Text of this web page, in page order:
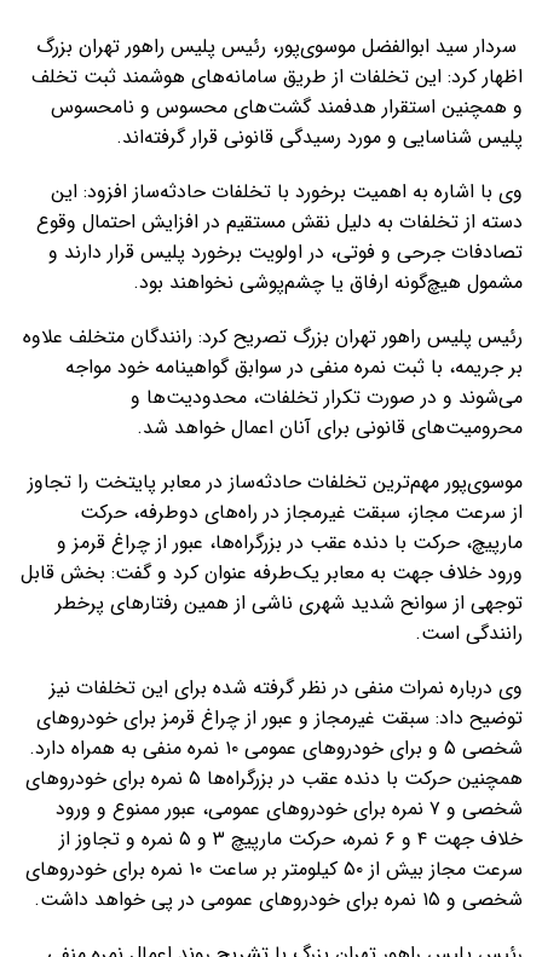
سردار سید ابوالفضل موسوی‌پور، رئیس پلیس راهور تهران بزرگ
اظهار کرد: این تخلفات از طریق سامانه‌های هوشمند ثبت تخلف
و همچنین استقرار هدفمند گشت‌های محسوس و نامحسوس
پلیس شناسایی و مورد رسیدگی قانونی قرار گرفته‌اند.
وی با اشاره به اهمیت برخورد با تخلفات حادثه‌ساز افزود: این
دسته از تخلفات به دلیل نقش مستقیم در افزایش احتمال وقوع
تصادفات جرحی و فوتی، در اولویت برخورد پلیس قرار دارند و
مشمول هیچ‌گونه ارفاق یا چشم‌پوشی نخواهند بود.
رئیس پلیس راهور تهران بزرگ تصریح کرد: رانندگان متخلف علاوه
بر جریمه، با ثبت نمره منفی در سوابق گواهینامه خود مواجه
می‌شوند و در صورت تکرار تخلفات، محدودیت‌ها و
محرومیت‌های قانونی برای آنان اعمال خواهد شد.
موسوی‌پور مهم‌ترین تخلفات حادثه‌ساز در معابر پایتخت را تجاوز
از سرعت مجاز، سبقت غیرمجاز در راه‌های دوطرفه، حرکت
مارپیچ، حرکت با دنده عقب در بزرگراه‌ها، عبور از چراغ قرمز و
ورود خلاف جهت به معابر یک‌طرفه عنوان کرد و گفت: بخش قابل
توجهی از سوانح شدید شهری ناشی از همین رفتارهای پرخطر
رانندگی است.
وی درباره نمرات منفی در نظر گرفته شده برای این تخلفات نیز
توضیح داد: سبقت غیرمجاز و عبور از چراغ قرمز برای خودروهای
شخصی ۵ و برای خودروهای عمومی ۱۰ نمره منفی به همراه دارد.
همچنین حرکت با دنده عقب در بزرگراه‌ها ۵ نمره برای خودروهای
شخصی و ۷ نمره برای خودروهای عمومی، عبور ممنوع و ورود
خلاف جهت ۴ و ۶ نمره، حرکت مارپیچ ۳ و ۵ نمره و تجاوز از
سرعت مجاز بیش از ۵۰ کیلومتر بر ساعت ۱۰ نمره برای خودروهای
شخصی و ۱۵ نمره برای خودروهای عمومی در پی خواهد داشت.